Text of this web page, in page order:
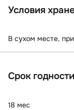
Условия
В сухом месте,
Срок годности
18 мес